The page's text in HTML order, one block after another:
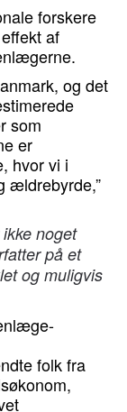
forskere
af
og det
som
er
hvor vi i
ældrebyrde,”
noget
på et
og muligvis
folk fra